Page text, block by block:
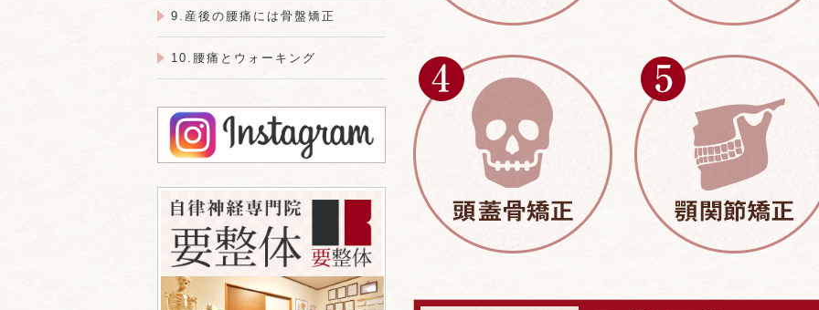
9.産後の腰痛には骨盤矯正
10.腰痛とウォーキング